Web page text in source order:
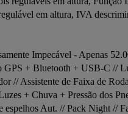
em altura, IVA
Impecável - Apenas
GPS + Bluetooth + USB-C //
// Assistente de Faixa de
+ Chuva + Pressão dos
espelhos Aut. // Pack Night //